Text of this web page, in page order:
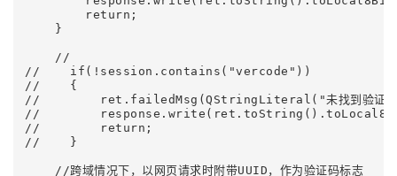
        return;
    }
    //
//    if(!session.contains("vercode"))
//    {
//        ret.failedMsg(QStringLiteral("未找到验证
//
//        return;
//    }
    //跨域情况下，以网页请求时附带UUID，作为验证码标志